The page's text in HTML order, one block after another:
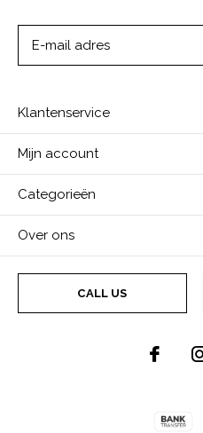
Klantenservice
Mijn account
Categorieën
Over ons
CALL US